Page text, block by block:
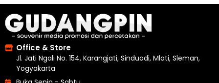
Office & Store
Jl. Jati Ngali No. 154, Karangjati, Sinduadi, Mlati, Sleman,
Yogyakarta